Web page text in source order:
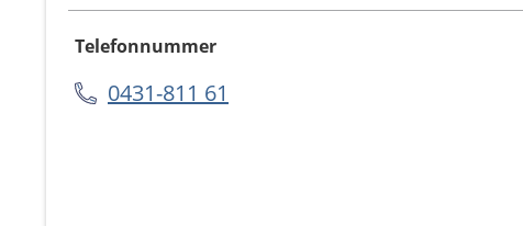
Telefonnummer
0431-811 61